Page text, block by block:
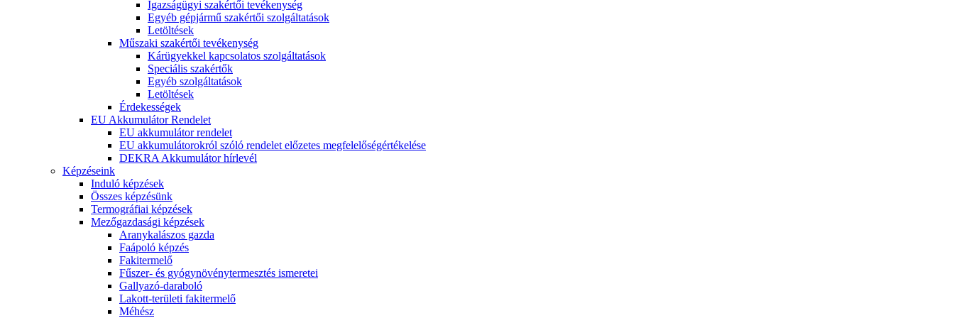
Igazságügyi szakértői tevékenység
Egyéb gépjármű szakértői szolgáltatások
Letöltések
Műszaki szakértői tevékenység
Kárügyekkel kapcsolatos szolgáltatások
Speciális szakértők
Egyéb szolgáltatások
Letöltések
Érdekességek
EU Akkumulátor Rendelet
EU akkumulátor rendelet
EU akkumulátorokról szóló rendelet előzetes megfelelőségértékelése
DEKRA Akkumulátor hírlevél
Képzéseink
Induló képzések
Összes képzésünk
Termográfiai képzések
Mezőgazdasági képzések
Aranykalászos gazda
Faápoló képzés
Fakitermelő
Fűszer- és gyógynövénytermesztés ismeretei
Gallyazó-daraboló
Lakott-területi fakitermelő
Méhész